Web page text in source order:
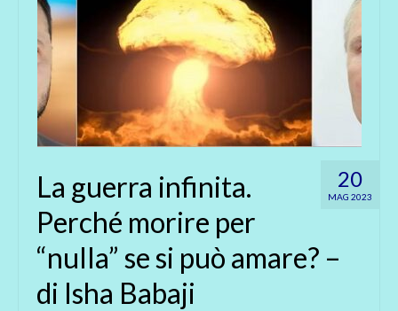
20
MAG 2023
La guerra infinita.
Perché morire per
“nulla” se si può amare? –
di Isha Babaji